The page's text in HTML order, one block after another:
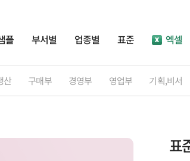
플 부서별 업종별 표준 엑셀
산 구매부 경영부 영업부 기획,비서
표